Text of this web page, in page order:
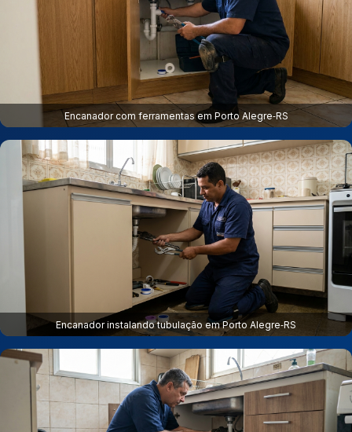
Encanador com ferramentas em Porto Alegre‑RS
Encanador instalando tubulação em Porto Alegre‑RS